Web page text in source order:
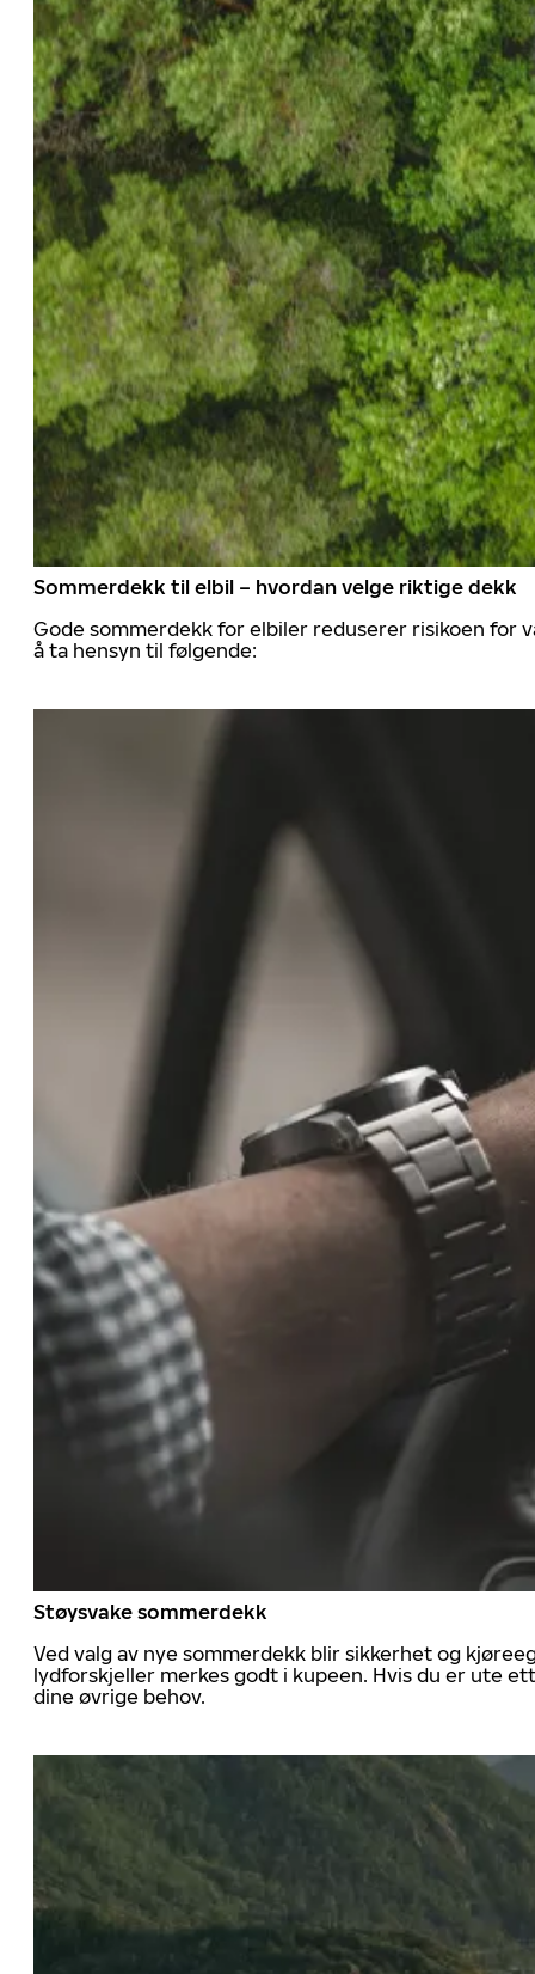
Sommerdekk til elbil – hvordan velge riktige dekk
Gode sommerdekk for elbiler reduserer risikoen for
å ta hensyn til følgende:
Støysvake sommerdekk
Ved valg av nye sommerdekk blir sikkerhet og
lydforskjeller merkes godt i kupeen. Hvis du er ute
dine øvrige behov.